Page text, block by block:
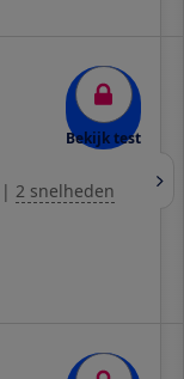
Bekijk test
| 2 snelheden